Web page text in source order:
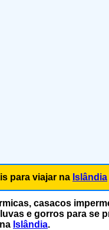
para viajar na Islândia
casacos
e gorros para se
Islândia.